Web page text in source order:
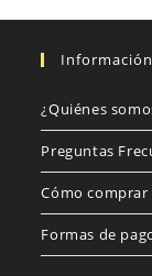
Información
¿Quiénes
Preguntas
Cómo comprar
Formas de